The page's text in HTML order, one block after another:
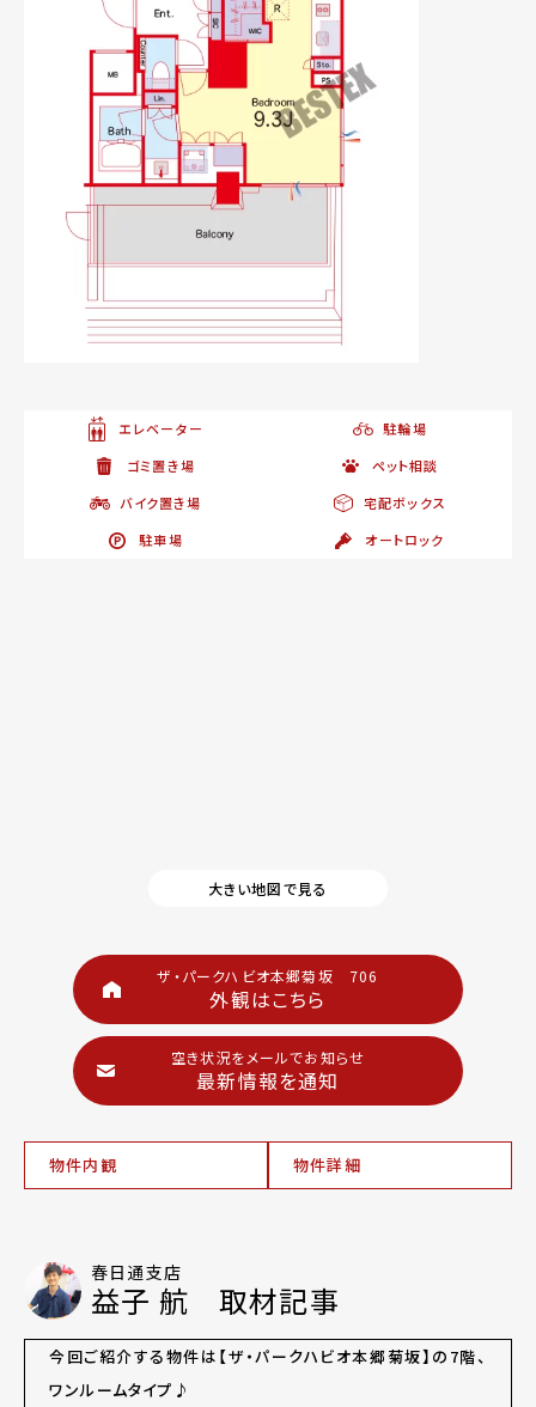
エレベーター
駐輪場
ゴミ置き場
ペット相談
バイク置き場
宅配ボックス
駐車場
オートロック
大きい地図で見る
ザ・パークハビオ本郷菊坂 706
外観はこちら
空き状況をメールでお知らせ
最新情報を通知
物件内観 物件詳細
春日通支店
益子 航 取材記事
今回ご紹介する物件は【ザ・パークハビオ本郷菊坂】の7階、
ワンルームタイプ♪